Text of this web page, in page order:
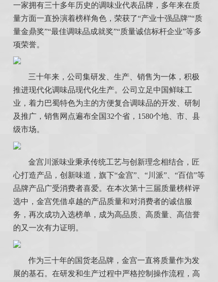
一家拥有三十多年历史的调味业代表品牌，多年来在质
量方面一直扮演着榜样角色，荣获了“产业十强品牌”“质
量金鼎奖”“最佳调味品成就奖”“质量诚信标杆企业”等多
项荣誉。
三十年来，公司集研发、生产、销售为一体，积极
推进现代化调味品现代化生产。公司立足中国鲜味工
业，着力巴蜀特色为主的方便复合调味品的开发、研制
及推广，销售网点遍布全国32个省，1580个地、市、县
级市场。
金宫川派味业秉承传统工艺与创新理念相结合，匠
心打造产品，创新味道，旗下“金宫”、“川派”、“百信”等
品牌产品广受消费者喜爱。在本次第十三届质量榜样评
选中，金宫凭借卓越的产品质量和对消费者的诚信服
务，再次成功入选榜单，成为高品质、高质量、高信誉
的又一次有力证明。
作为三十年的国货老品牌，金宫一直将质量作为发
展的基石。在研发和生产过程中严格控制操作流程，高